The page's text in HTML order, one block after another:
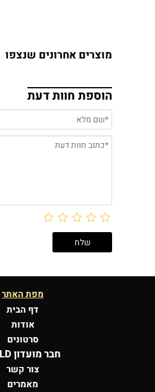
מוצרים אחרונים שנצפו
הוספת חוות דעת
מפת האתר
דף הבית
אודות
סרטונים
חבר מועדון GOLD
צור קשר
מאמרים